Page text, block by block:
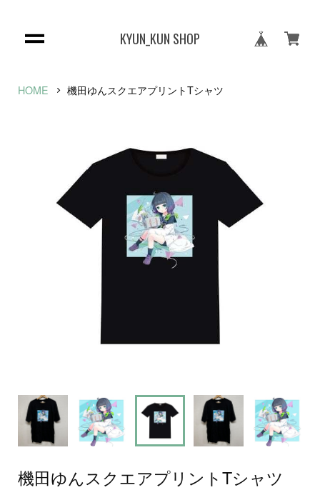
KYUN_KUN SHOP
HOME 機田ゆんスクエアプリントTシャツ
機田ゆんスクエアプリントTシャツ